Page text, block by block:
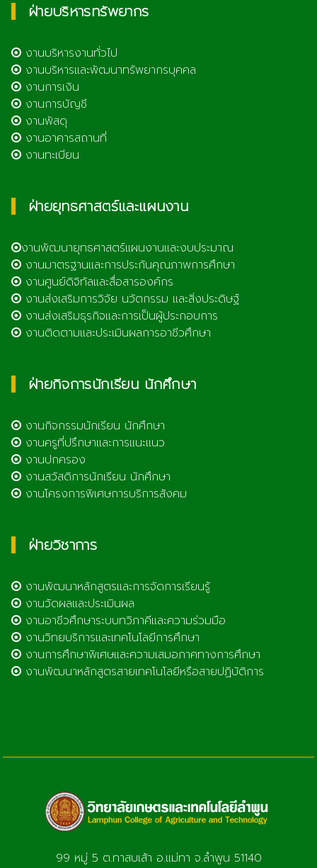
ฝ่ายบริหารทรัพยากร
งานบริหารงานทั่วไป
งานบริหารและพัฒนาทรัพยากรบุคคล
งานการเงิน
งานการบัญชี
งานพัสดุ
งานอาคารสถานที่
งานทะเบียน
ฝ่ายยุทธศาสตร์และแผนงาน
งานพัฒนายุทธศาสตร์แผนงานและงบประมาณ
งานมาตรฐานและการประกันคุณภาพการศึกษา
งานศูนย์ดิจิทัลและสื่อสารองค์กร
งานส่งเสริมการวิจัย นวัตกรรม และสิ่งประดิษฐ์
งานส่งเสริมธุรกิจและการเป็นผู้ประกอบการ
งานติดตามและประเมินผลการอาชีวศึกษา
ฝ่ายกิจการนักเรียน นักศึกษา
งานกิจกรรมนักเรียน นักศึกษา
งานครูที่ปรึกษาและการแนะแนว
งานปกครอง
งานสวัสดิการนักเรียน นักศึกษา
งานโครงการพิเศษการบริการสังคม
ฝ่ายวิชาการ
งานพัฒนาหลักสูตรและการจัดการเรียนรู้
งานวัดผลและประเมินผล
งานอาชีวศึกษาระบบทวิภาคีและความร่วมมือ
งานวิทยบริการและเทคโนโลยีการศึกษา
งานการศึกษาพิเศษและความเสมอภาคทางการศึกษา
งานพัฒนาหลักสูตรสายเทคโนโลยีหรือสายปฏิบัติการ
99 หมู่ 5 ต.ทาสบเส้า อ.แม่ทา จ.ลำพูน 51140